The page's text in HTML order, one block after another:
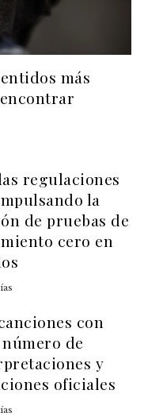
más
regulaciones
la
de pruebas de
cero en
con
de
y
oficiales